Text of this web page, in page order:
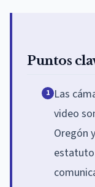
Puntos
1 Las
video
Oregón